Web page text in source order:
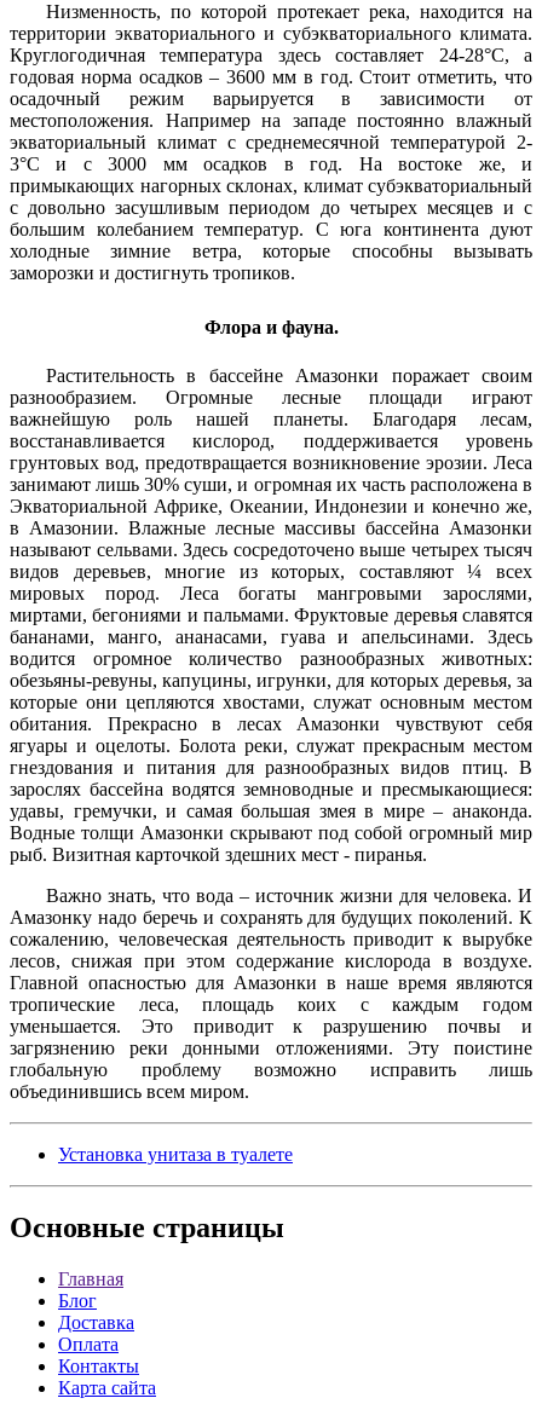
Низменность, по которой протекает река, находится на
территории экваториального и субэкваториального климата.
Круглогодичная температура здесь составляет 24-28°С, а
годовая норма осадков – 3600 мм в год. Стоит отметить, что
осадочный режим варьируется в зависимости от
местоположения. Например на западе постоянно влажный
экваториальный климат с среднемесячной температурой 2-
3°С и с 3000 мм осадков в год. На востоке же, и
примыкающих нагорных склонах, климат субэкваториальный
с довольно засушливым периодом до четырех месяцев и с
большим колебанием температур. С юга континента дуют
холодные зимние ветра, которые способны вызывать
заморозки и достигнуть тропиков.
Флора и фауна.
Растительность в бассейне Амазонки поражает своим
разнообразием. Огромные лесные площади играют
важнейшую роль нашей планеты. Благодаря лесам,
восстанавливается кислород, поддерживается уровень
грунтовых вод, предотвращается возникновение эрозии. Леса
занимают лишь 30% суши, и огромная их часть расположена в
Экваториальной Африке, Океании, Индонезии и конечно же,
в Амазонии. Влажные лесные массивы бассейна Амазонки
называют сельвами. Здесь сосредоточено выше четырех тысяч
видов деревьев, многие из которых, составляют ¼ всех
мировых пород. Леса богаты мангровыми зарослями,
миртами, бегониями и пальмами. Фруктовые деревья славятся
бананами, манго, ананасами, гуава и апельсинами. Здесь
водится огромное количество разнообразных животных:
обезьяны-ревуны, капуцины, игрунки, для которых деревья, за
которые они цепляются хвостами, служат основным местом
обитания. Прекрасно в лесах Амазонки чувствуют себя
ягуары и оцелоты. Болота реки, служат прекрасным местом
гнездования и питания для разнообразных видов птиц. В
зарослях бассейна водятся земноводные и пресмыкающиеся:
удавы, гремучки, и самая большая змея в мире – анаконда.
Водные толщи Амазонки скрывают под собой огромный мир
рыб. Визитная карточкой здешних мест - пиранья.
Важно знать, что вода – источник жизни для человека. И
Амазонку надо беречь и сохранять для будущих поколений. К
сожалению, человеческая деятельность приводит к вырубке
лесов, снижая при этом содержание кислорода в воздухе.
Главной опасностью для Амазонки в наше время являются
тропические леса, площадь коих с каждым годом
уменьшается. Это приводит к разрушению почвы и
загрязнению реки донными отложениями. Эту поистине
глобальную проблему возможно исправить лишь
объединившись всем миром.
Установка унитаза в туалете
Основные страницы
Главная
Блог
Доставка
Оплата
Контакты
Карта сайта